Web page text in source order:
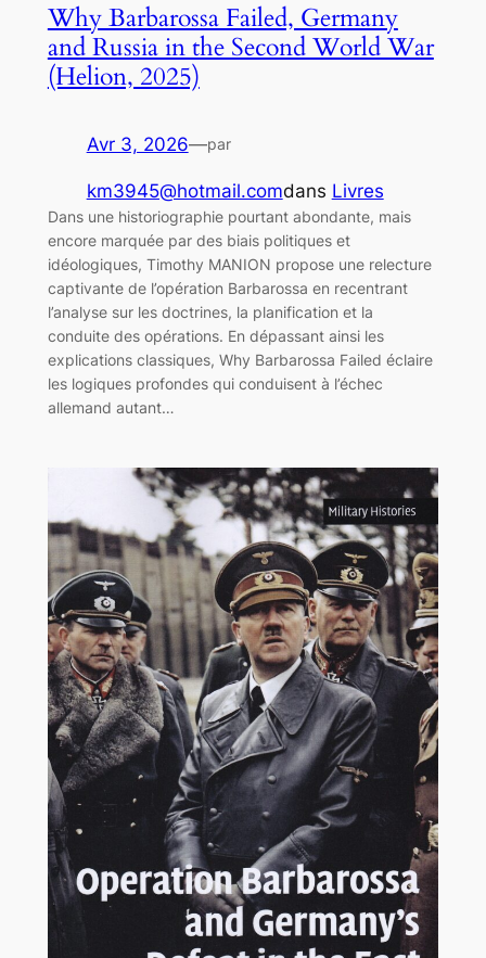
Why Barbarossa Failed, Germany
and Russia in the Second World War
(Helion, 2025)
Avr 3, 2026—par
km3945@hotmail.comdans Livres
Dans une historiographie pourtant abondante, mais
encore marquée par des biais politiques et
idéologiques, Timothy MANION propose une relecture
captivante de l’opération Barbarossa en recentrant
l’analyse sur les doctrines, la planification et la
conduite des opérations. En dépassant ainsi les
explications classiques, Why Barbarossa Failed éclaire
les logiques profondes qui conduisent à l’échec
allemand autant…